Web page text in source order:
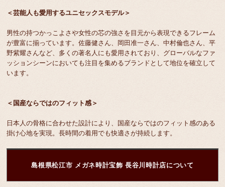
＜芸能人も愛用するユニセックスモデル＞
男性の持つかっこよさや女性の芯の強さを目元から表現できるフレーム
が豊富に揃っています。佐藤健さん、岡田准一さん、中村倫也さん、平
野紫耀さんなど、多くの著名人にも愛用されており、グローバルなファ
ッションシーンにおいても注目を集めるブランドとして地位を確立して
います。
＜国産ならではのフィット感＞
日本人の骨格に合わせた設計により、国産ならではのフィット感のある
掛け心地を実現。長時間の着用でも快適さが持続します。
島根県松江市 メガネ時計宝飾 長谷川時計店について